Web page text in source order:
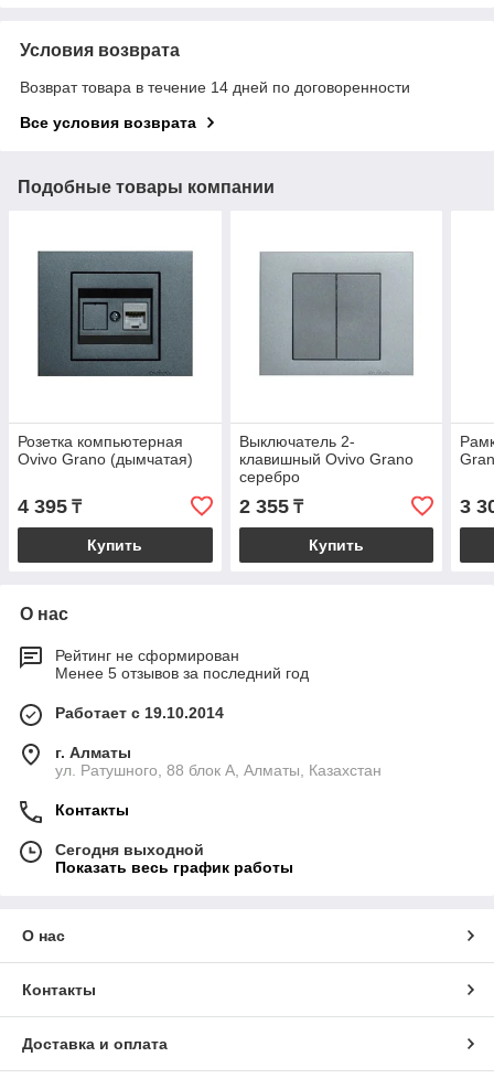
Условия возврата
Возврат товара в течение 14 дней по договоренности
Все условия возврата
Подобные товары компании
Розетка компьютерная
Ovivo Grano (дымчатая)
4 395 ₸
Купить
Выключатель 2-
клавишный Ovivo Grano
серебро
2 355₸
Купить
3
О нас
Рейтинг не сформирован
Менее 5 отзывов за последний год
Работает с 19.10.2014
г. Алматы
ул. Ратушного, 88 блок A, Алматы, Казахстан
Контакты
Сегодня выходной
Показать весь график работы
О нас
Контакты
Доставка и оплата